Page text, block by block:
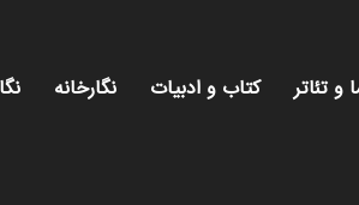
و تئاتر کتاب و ادبیات نگارخانه